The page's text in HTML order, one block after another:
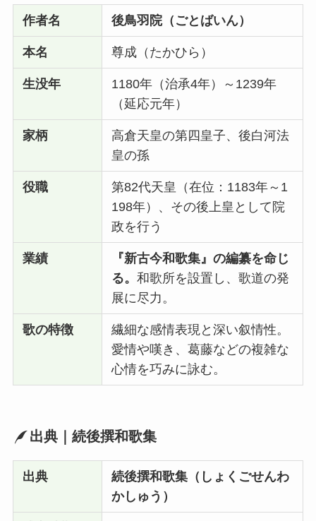
作者名 後鳥羽院（ごとばいん）
本名 尊成（たかひら）
生没年
1180年（治承4年）～1239年
（延応元年）
家柄
高倉天皇の第四皇子、後白河法
皇の孫
役職
第82代天皇（在位：1183年～1
198年）、その後上皇として院
政を行う
業績
『新古今和歌集』の編纂を命じ
る。和歌所を設置し、歌道の発
展に尽力。
歌の特徴
繊細な感情表現と深い叙情性。
愛情や嘆き、葛藤などの複雑な
心情を巧みに詠む。
出典｜続後撰和歌集
出典
続後撰和歌集（しょくごせんわ
かしゅう）